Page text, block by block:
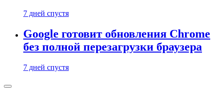
7 дней спустя
Google готовит обновления Chrome
без полной перезагрузки браузера
7 дней спустя